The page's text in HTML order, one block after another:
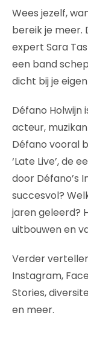
Wees jezelf,
bereik je meer.
expert Sara
een band
dicht bij je
Défano Holwijn
acteur,
Défano vooral
‘Late Live’, de
door Défano’s
succesvol?
jaren geleerd?
uitbouwen en
Verder
Instagram,
Stories,
en meer.